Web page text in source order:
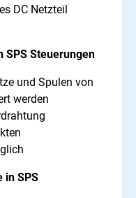
DC Netzteil
SPS Steuerungen
und Spulen von
werden
in SPS